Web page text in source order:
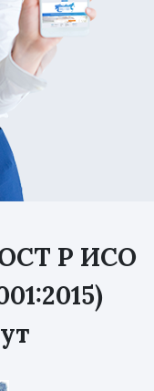
Р ИСО